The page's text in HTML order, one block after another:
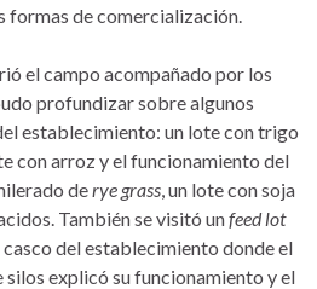
formas de comercialización.
el campo acompañado por los
profundizar sobre algunos
establecimiento: un lote con trigo
con arroz y el funcionamiento del
derye grass, un lote con soja
También se visitó unfeed lot
del establecimiento donde el
silos explicó su funcionamiento y el